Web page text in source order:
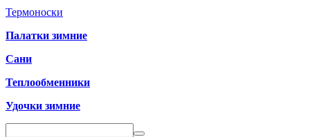
Термоноски
Палатки зимние
Сани
Теплообменники
Удочки зимние